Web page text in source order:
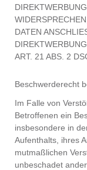
DATEN
ART. 21 ABS. 2
Beschwerderecht
Im Falle von
Betroffenen ein
insbesondere in
Aufenthalts, ihres
mutmaßlichen
unbeschadet